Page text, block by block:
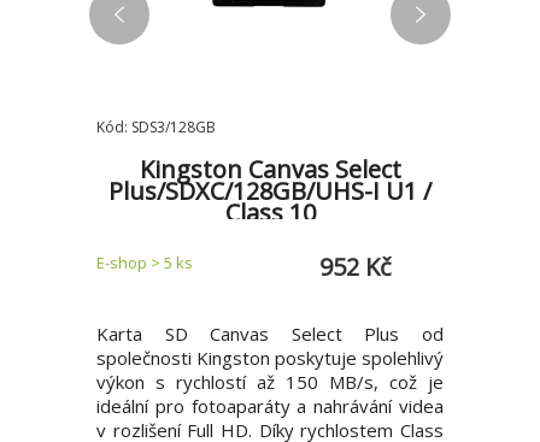
Kód: SDS3/128GB
Kingston Canvas Select
Plus/SDXC/128GB/UHS-I U1 /
Class 10
E-shop > 5 ks 952 Kč
Karta SD Canvas Select Plus od
společnosti Kingston poskytuje spolehlivý
výkon s rychlostí až 150 MB/s, což je
ideální pro fotoaparáty a nahrávání videa
v rozlišení Full HD. Díky rychlostem Class